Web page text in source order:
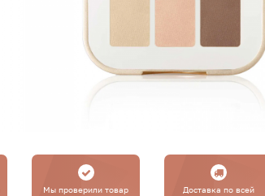
Мы проверили товар
Доставка по всей